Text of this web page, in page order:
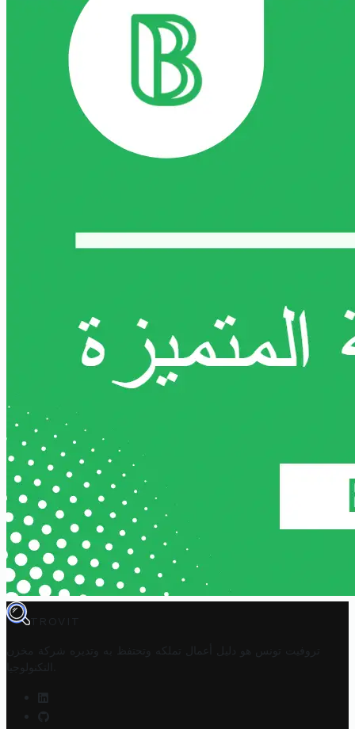
TROVIT
تروفيت تونس هو دليل أعمال تملكه وتحتفظ به وتديره
شركة مخزن
التكنولوجيا